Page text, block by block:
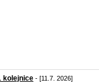
kolejnice - [11.7. 2026]